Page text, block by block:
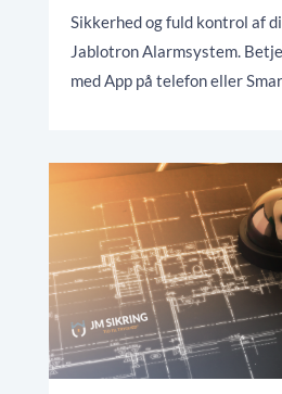
Sikkerhed og fuld kontrol af
Jablotron Alarmsystem.
med App på telefon eller